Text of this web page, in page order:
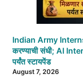
Indian Army
करण्याची संधी; AI
पर्यंत स्टायपेंड
August 7, 2026